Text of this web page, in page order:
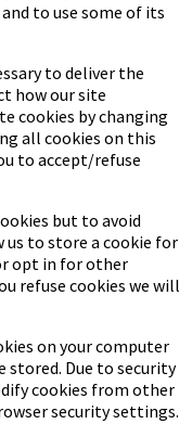
to use some of its
to deliver the
how our site
cookies by changing
all cookies on this
to accept/refuse
but to avoid
us to store a cookie for
opt in for other
refuse cookies we will
on your computer
stored. Due to security
cookies from other
security settings.